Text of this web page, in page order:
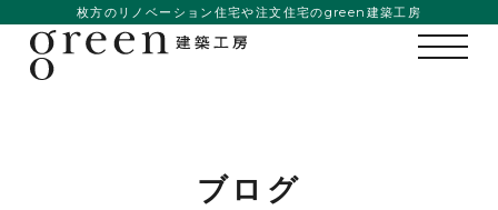
枚方のリノベーション住宅や注文住宅のgreen建築工房
ブログ